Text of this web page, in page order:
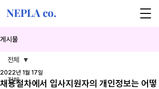
NEPLA co.
게시물
전체
전체
채용절차에서 입사지원자의 개인정보는 어떻
2022년 1월 17일